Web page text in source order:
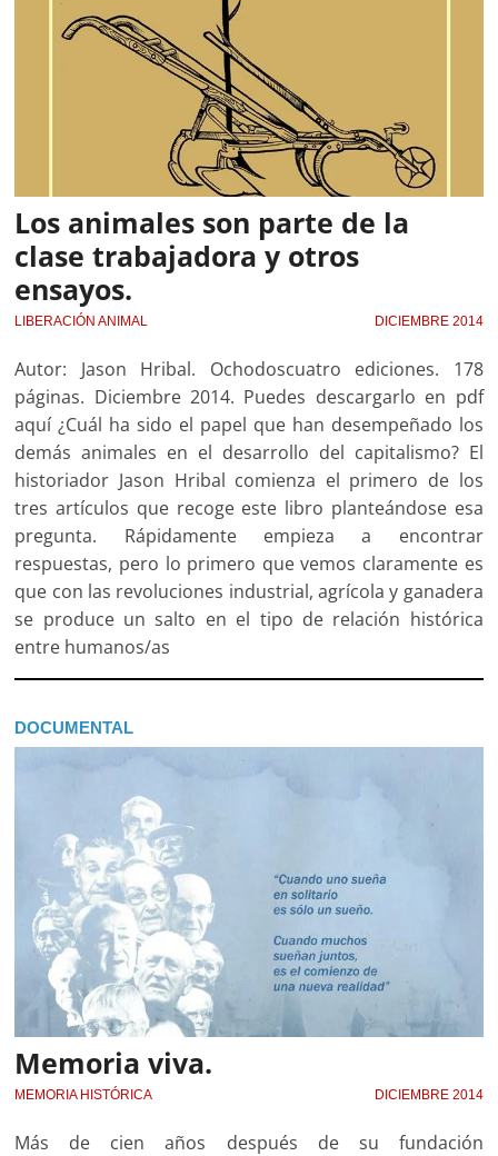
Los animales son parte de la
clase trabajadora y otros
ensayos.
LIBERACIÓN ANIMAL DICIEMBRE 2014
Autor: Jason Hribal. Ochodoscuatro ediciones. 178
páginas. Diciembre 2014. Puedes descargarlo en pdf
aquí ¿Cuál ha sido el papel que han desempeñado los
demás animales en el desarrollo del capitalismo? El
historiador Jason Hribal comienza el primero de los
tres artículos que recoge este libro planteándose esa
pregunta. Rápidamente empieza a encontrar
respuestas, pero lo primero que vemos claramente es
que con las revoluciones industrial, agrícola y ganadera
se produce un salto en el tipo de relación histórica
entre humanos/as
DOCUMENTAL
Memoria viva.
MEMORIA HISTÓRICA DICIEMBRE 2014
Más de cien años después de su fundación